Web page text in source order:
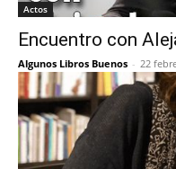
Actos
Encuentro con
Algunos Libros Buenos - 22